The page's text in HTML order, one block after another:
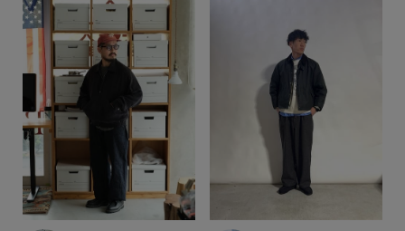
価格
商品タイプ
通常商品 予約商品
セール価格 WEB限定
在庫